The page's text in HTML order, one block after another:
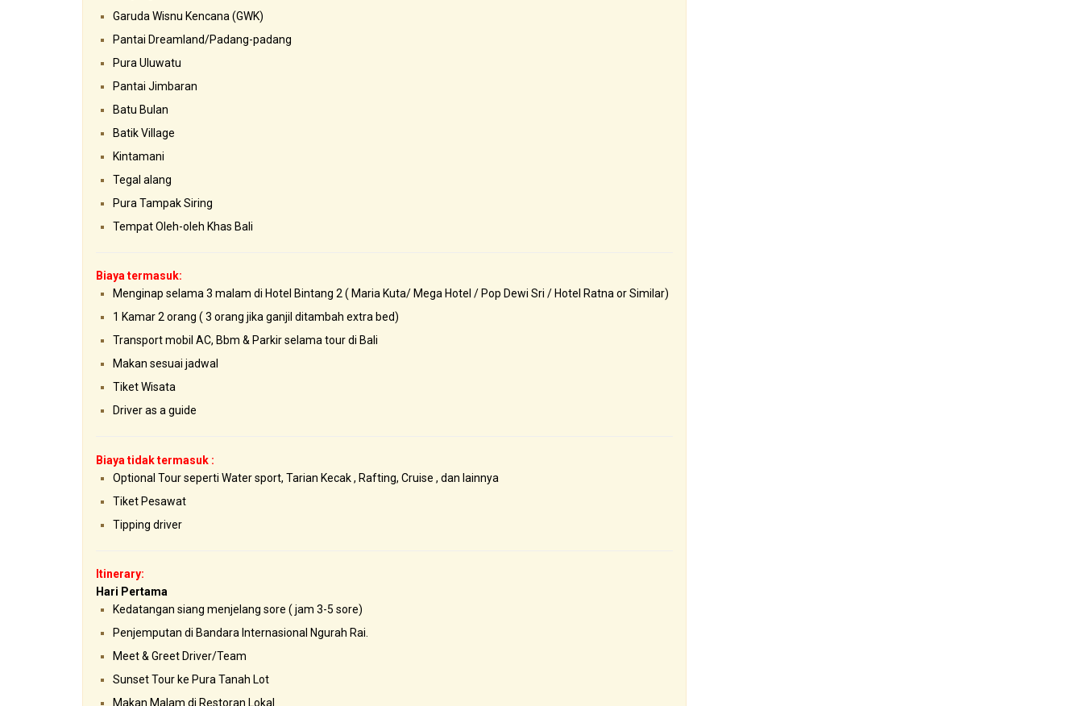
Garuda Wisnu Kencana (GWK)
Pantai Dreamland/Padang-padang
Pura Uluwatu
Pantai Jimbaran
Batu Bulan
Batik Village
Kintamani
Tegal alang
Pura Tampak Siring
Tempat Oleh-oleh Khas Bali
Biaya termasuk:
Menginap selama 3 malam di Hotel Bintang 2 ( Maria Kuta/ Mega Hotel / Pop Dewi Sri / Hotel Ratna or Similar)
1 Kamar 2 orang ( 3 orang jika ganjil ditambah extra bed)
Transport mobil AC, Bbm & Parkir selama tour di Bali
Makan sesuai jadwal
Tiket Wisata
Driver as a guide
Biaya tidak termasuk :
Optional Tour seperti Water sport, Tarian Kecak , Rafting, Cruise , dan lainnya
Tiket Pesawat
Tipping driver
Itinerary:
Hari Pertama
Kedatangan siang menjelang sore ( jam 3-5 sore)
Penjemputan di Bandara Internasional Ngurah Rai.
Meet & Greet Driver/Team
Sunset Tour ke Pura Tanah Lot
Makan Malam di Restoran Lokal